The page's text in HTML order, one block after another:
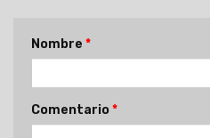
Nombre
Comentario